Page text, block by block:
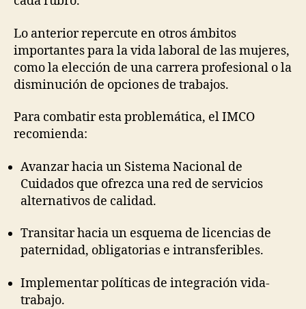
Lo anterior repercute en otros ámbitos
importantes para la vida laboral de las mujeres,
como la elección de una carrera profesional o la
disminución de opciones de trabajos.
Para combatir esta problemática, el IMCO
recomienda:
Avanzar hacia un Sistema Nacional de
Cuidados que ofrezca una red de servicios
alternativos de calidad.
Transitar hacia un esquema de licencias de
paternidad, obligatorias e intransferibles.
Implementar políticas de integración vida-
trabajo.